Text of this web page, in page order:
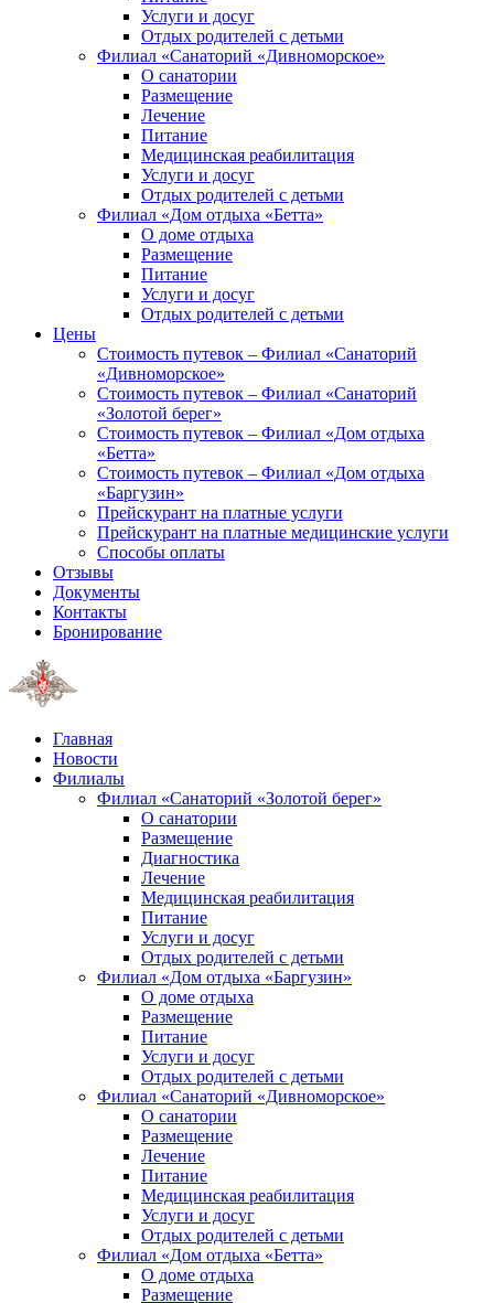
Услуги и досуг
Отдых родителей с детьми
Филиал «Санаторий «Дивноморское»
О санатории
Размещение
Лечение
Питание
Медицинская реабилитация
Услуги и досуг
Отдых родителей с детьми
Филиал «Дом отдыха «Бетта»
О доме отдыха
Размещение
Питание
Услуги и досуг
Отдых родителей с детьми
Цены
Стоимость путевок – Филиал «Санаторий
«Дивноморское»
Стоимость путевок – Филиал «Санаторий
«Золотой берег»
Стоимость путевок – Филиал «Дом отдыха
«Бетта»
Стоимость путевок – Филиал «Дом отдыха
«Баргузин»
Прейскурант на платные услуги
Прейскурант на платные медицинские услуги
Способы оплаты
Отзывы
Документы
Контакты
Бронирование
Главная
Новости
Филиалы
Филиал «Санаторий «Золотой берег»
О санатории
Размещение
Диагностика
Лечение
Медицинская реабилитация
Питание
Услуги и досуг
Отдых родителей с детьми
Филиал «Дом отдыха «Баргузин»
О доме отдыха
Размещение
Питание
Услуги и досуг
Отдых родителей с детьми
Филиал «Санаторий «Дивноморское»
О санатории
Размещение
Лечение
Питание
Медицинская реабилитация
Услуги и досуг
Отдых родителей с детьми
Филиал «Дом отдыха «Бетта»
О доме отдыха
Размещение